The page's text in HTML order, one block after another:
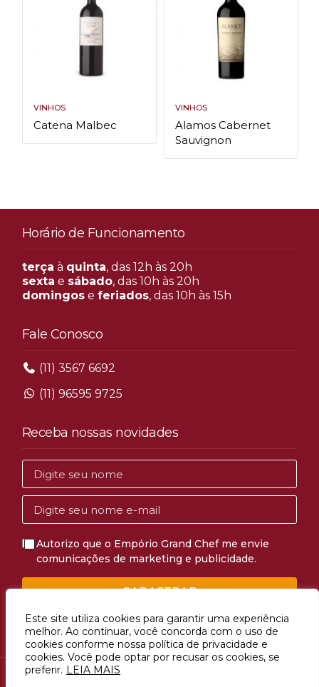
Este site utiliza cookies para garantir uma experiência
melhor. Ao continuar, você concorda com o uso de
cookies conforme nossa política de privacidade e
cookies. Você pode optar por recusar os cookies, se
preferir. LEIA MAIS
VINHOS
Catena Malbec
VINHOS
Alamos Cabernet
Sauvignon
Horário de Funcionamento
terça à quinta, das 12h às 20h
sexta e sábado, das 10h às 20h
domingose feriados, das 10h às 15h
Fale Conosco
(11) 3567 6692
(11) 96595 9725
Receba nossas novidades
Autorizo que o Empório Grand Chef me envie
comunicações de marketing e publicidade.
CADASTRAR